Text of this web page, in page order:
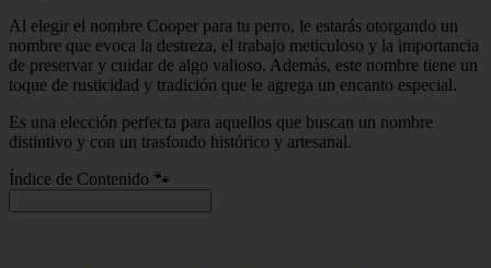
Al elegir el nombre Cooper para tu perro, le estarás otorgando un
nombre que evoca la destreza, el trabajo meticuloso y la importancia
de preservar y cuidar de algo valioso. Además, este nombre tiene un
toque de rusticidad y tradición que le agrega un encanto especial.
Es una elección perfecta para aquellos que buscan un nombre
distintivo y con un trasfondo histórico y artesanal.
Índice de Contenido 🐾